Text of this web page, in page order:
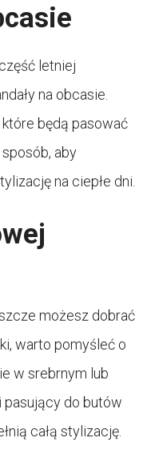
letniej
na obcasie.
które będą pasować
aby
na ciepłe dni.
możesz dobrać
warto pomyśleć o
w srebrnym lub
pasujący do butów
całą stylizację.